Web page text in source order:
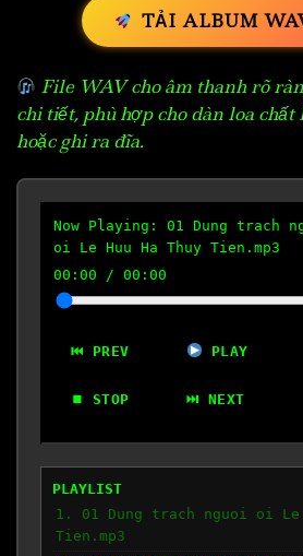
TẢI ALBUM
File WAV cho âm thanh rõ
chi tiết, phù hợp cho dàn loa chất
hoặc ghi ra đĩa.
Now Playing: 01 Dung trach
oi Le Huu Ha Thuy Tien.mp3
00:00 / 00:00
⏮ PREV PLAY
⏹ STOP ⏭ NEXT
PLAYLIST
1. 01 Dung trach nguoi oi Le
Tien.mp3